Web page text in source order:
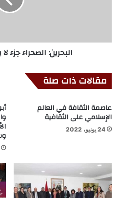
البحرين: الصحراء جزء
مقالات ذات صلة
عاصمة الثقافة في العالم
الإسلامي على الثقافية
24 يونيو، 2022